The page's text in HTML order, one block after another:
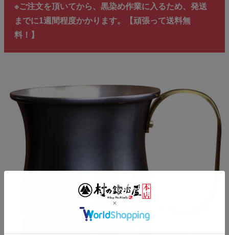
※ご注文を頂いてから、黒染め作業に入るため、発送
までに1週間程度かかります。【頑張って送料無
料！】